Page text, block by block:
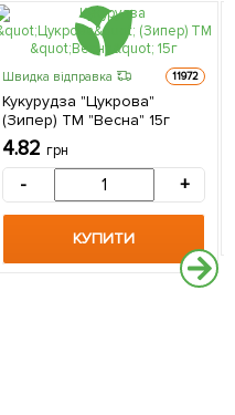
Швидка відправка 11972
Кукурудза "Цукрова"
(Зипер) ТМ "Весна" 15г
4.82 грн
- +
КУПИТИ